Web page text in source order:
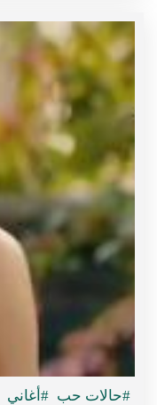
#حالات حب #أغاني